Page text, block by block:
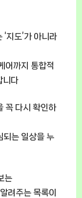
지도’가 아니라
어까지 통합적
니다
꼭 다시 확인하
되는 일상을 누
는
려주는 목록이